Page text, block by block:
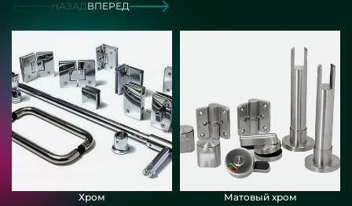
НАЗАДВПЕРЕД
Хром Матовый хром